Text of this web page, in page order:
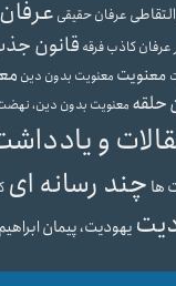
عرفان حقیقی
عرفان کاذبفرقه قانون
معنویت معنویت بدون دین
حلقه معنویت بدون دین،
و
ها چند رسانه ای
یهودیت، پیمان ابراهیم